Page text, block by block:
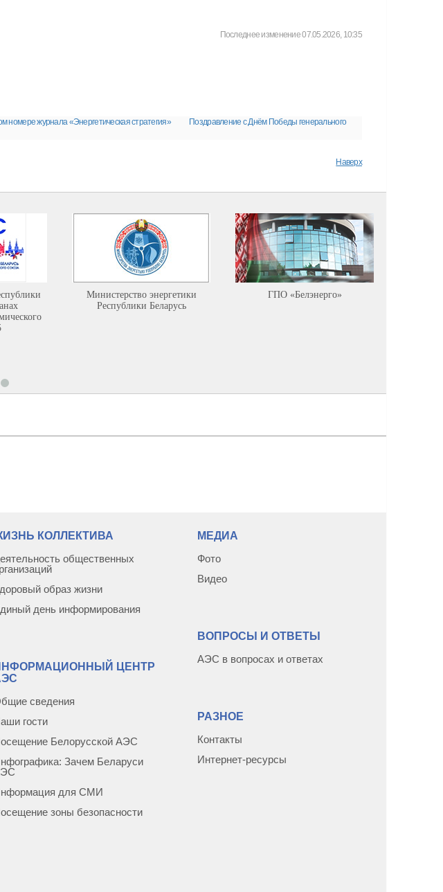
Последнее изменение 07.05.2026, 10:35
номере журнала «Энергетическая стратегия»
Поздравление с Днём Победы генерального
Наверх
Министерство энергетики
Республики Беларусь
ГПО «Белэнерго»
КОЛЛЕКТИВА
общественных
образ жизни
день информирования
ЦЕНТР
сведения
гости
Белорусской АЭС
Зачем Беларуси
для СМИ
зоны безопасности
МЕДИА
Фото
Видео
ВОПРОСЫ И ОТВЕТЫ
АЭС в вопросах и ответах
РАЗНОЕ
Контакты
Интернет-ресурсы